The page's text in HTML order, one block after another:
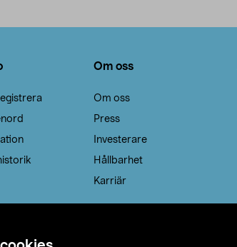
Om oss
Om oss
Press
Investerare
Hållbarhet
Karriär